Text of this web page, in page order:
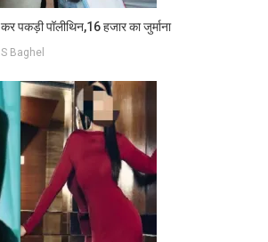
पकड़ी पॉलीथिन,16 हजार का जुर्माना
Baghel